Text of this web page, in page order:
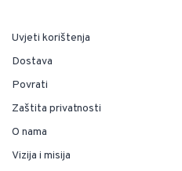
Uvjeti korištenja
Dostava
Povrati
Zaštita privatnosti
O nama
Vizija i misija